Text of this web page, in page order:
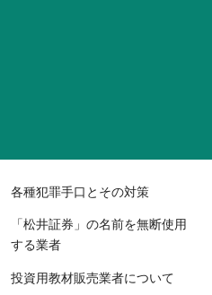
各種犯罪手口とその対策
「松井証券」の名前を無断使用
する業者
投資用教材販売業者について